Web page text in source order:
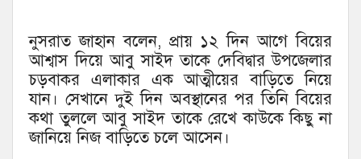
নুসরাত জাহান বলেন, প্রায় ১২ দিন আগে বিয়ের
আশ্বাস দিয়ে আবু সাইদ তাকে দেবিদ্বার উপজেলার
চড়বাকর এলাকার এক আত্মীয়ের বাড়িতে নিয়ে
যান। সেখানে দুই দিন অবস্থানের পর তিনি বিয়ের
কথা তুললে আবু সাইদ তাকে রেখে কাউকে কিছু না
জানিয়ে নিজ বাড়িতে চলে আসেন।